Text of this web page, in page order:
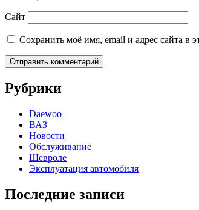
Сайт
Сохранить моё имя, email и адрес сайта в
Рубрики
Daewoo
ВАЗ
Новости
Обслуживание
Шевроле
Эксплуатация автомобиля
Последние записи